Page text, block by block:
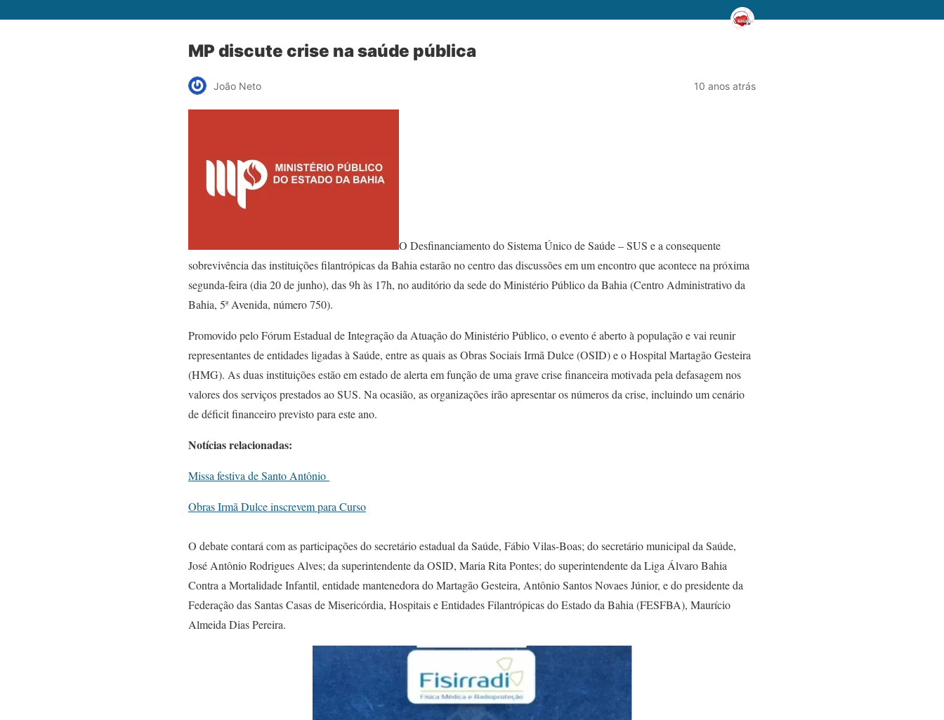
MP discute crise na saúde pública
João Neto 10 anos atrás
O Desfinanciamento do Sistema Único de Saúde – SUS e a consequente
sobrevivência das instituições filantrópicas da Bahia estarão no centro das discussões em um encontro que acontece na próxima
segunda-feira (dia 20 de junho), das 9h às 17h, no auditório da sede do Ministério Público da Bahia (Centro Administrativo da
Bahia, 5ª Avenida, número 750).
Promovido pelo Fórum Estadual de Integração da Atuação do Ministério Público, o evento é aberto à população e vai reunir
representantes de entidades ligadas à Saúde, entre as quais as Obras Sociais Irmã Dulce (OSID) e o Hospital Martagão Gesteira
(HMG). As duas instituições estão em estado de alerta em função de uma grave crise financeira motivada pela defasagem nos
valores dos serviços prestados ao SUS. Na ocasião, as organizações irão apresentar os números da crise, incluindo um cenário
de déficit financeiro previsto para este ano.
Notícias relacionadas:
Missa festiva de Santo Antônio
Obras Irmã Dulce inscrevem para Curso
O debate contará com as participações do secretário estadual da Saúde, Fábio Vilas-Boas; do secretário municipal da Saúde,
José Antônio Rodrigues Alves; da superintendente da OSID, Maria Rita Pontes; do superintendente da Liga Álvaro Bahia
Contra a Mortalidade Infantil, entidade mantenedora do Martagão Gesteira, Antônio Santos Novaes Júnior, e do presidente da
Federação das Santas Casas de Misericórdia, Hospitais e Entidades Filantrópicas do Estado da Bahia (FESFBA), Maurício
Almeida Dias Pereira.